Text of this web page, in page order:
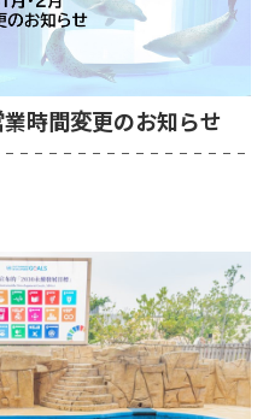
時間変更のお知らせ